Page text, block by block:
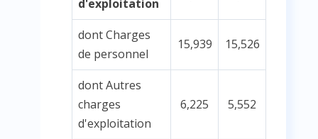
d'exploitation
dont Charges
de personnel
15,939 15,526
dont Autres
charges
d'exploitation
6,225 5,552